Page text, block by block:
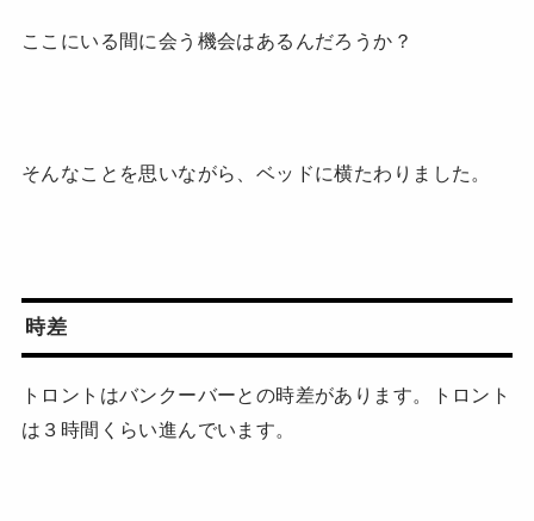
ここにいる間に会う機会はあるんだろうか？
そんなことを思いながら、ベッドに横たわりました。
時差
トロントはバンクーバーとの時差があります。トロント
は３時間くらい進んでいます。